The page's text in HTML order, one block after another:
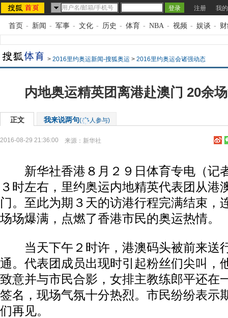
注册 我
首页 - 新闻 - 军事 - 文化 - 历史 - 体育 - NBA - 视频 - 娱谈 -
> 2016里约奥运新闻-搜狐奥运 > 2016里约奥运会诸强动态
内地奥运精英团离港赴澳门 20余
正文 我来说两句( 人参与)
2016-08-29 21:36:00 来源： 新华社
新华社香港８月２９日体育专电（记
３时左右，里约奥运内地精英代表团从港
门。至此为期３天的访港行程完满结束，
场场爆满，点燃了香港市民的奥运热情。
当天下午２时许，港澳码头被前来送
通。代表团成员出现时引起粉丝们尖叫，
致意并与市民合影，女排主教练郎平还在
签名，现场气氛十分热烈。市民纷纷表示
们再见。